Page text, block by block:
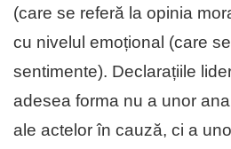
(care se referă la opinia
cu nivelul emoțional (care
sentimente). Declarațiile
adesea forma nu a unor
ale actelor în cauză, ci a